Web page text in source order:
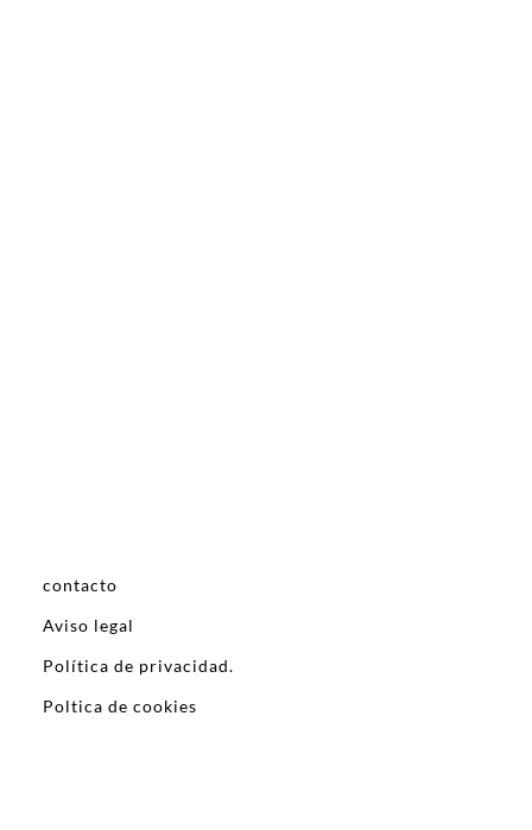
contacto
Aviso legal
Política de privacidad.
Poltica de cookies